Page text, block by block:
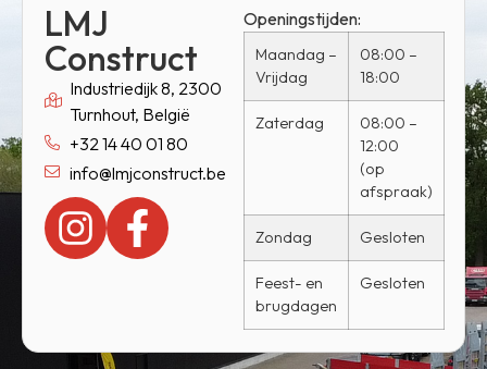
LMJ
Construct
Industriedijk 8, 2300
Turnhout, België
+32 14 40 01 80
info@lmjconstruct.be
Openingstijden:
Maandag –
Vrijdag
08:00 –
18:00
Zaterdag
08:00 –
12:00
(op
afspraak)
Zondag Gesloten
Feest- en
brugdagen
Gesloten